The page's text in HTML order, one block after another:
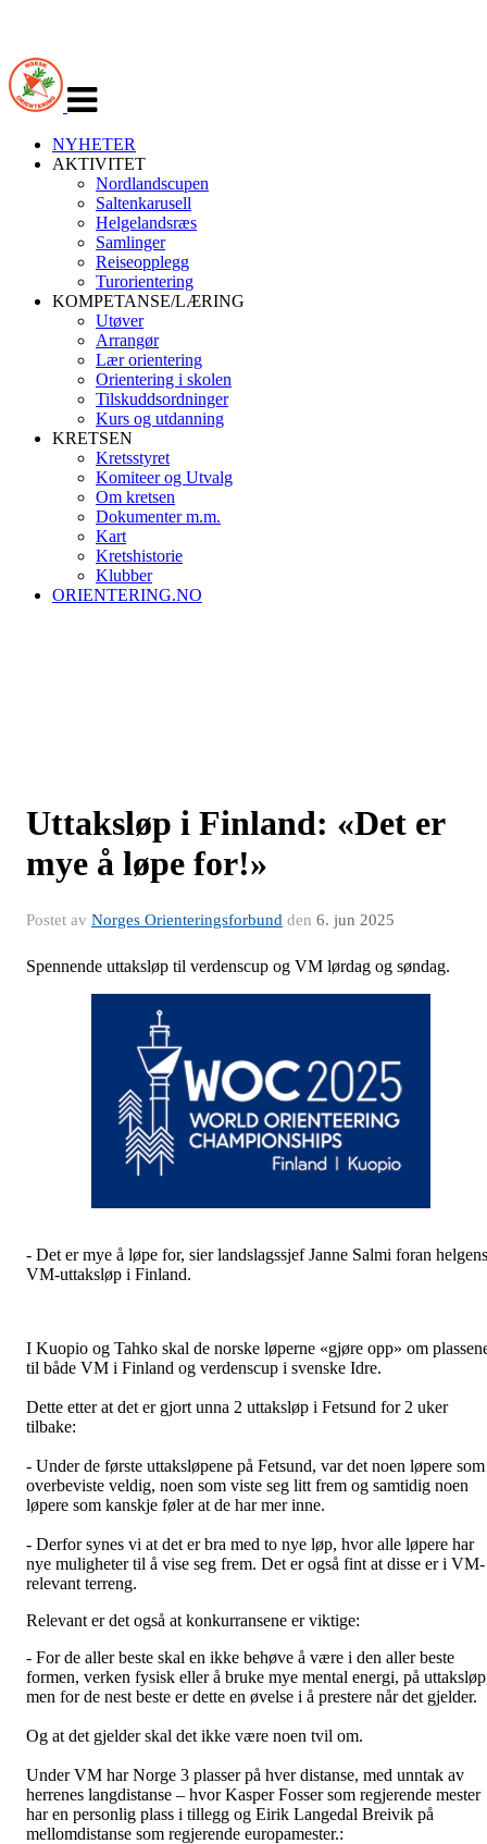
navigasjon
NYHETER
AKTIVITET
Nordlandscupen
Saltenkarusell
Helgelandsræs
Samlinger
Reiseopplegg
Turorientering
KOMPETANSE/LÆRING
Utøver
Arrangør
Lær orientering
Orientering i skolen
Tilskuddsordninger
Kurs og utdanning
KRETSEN
Kretsstyret
Komiteer og Utvalg
Om kretsen
Dokumenter m.m.
Kart
Kretshistorie
Klubber
ORIENTERING.NO
Uttaksløp i Finland: «Det er
mye å løpe for!»
Postet av Norges Orienteringsforbund den 6. jun 2025
Spennende uttaksløp til verdenscup og VM lørdag og søndag.
- Det er mye å løpe for, sier landslagssjef Janne Salmi foran helgens
VM-uttaksløp i Finland.
I Kuopio og Tahko skal de norske løperne «gjøre opp» om
til både VM i Finland og verdenscup i svenske Idre.
Dette etter at det er gjort unna 2 uttaksløp i Fetsund for 2 uker
tilbake:
- Under de første uttaksløpene på Fetsund, var det noen løpere som
overbeviste veldig, noen som viste seg litt frem og samtidig noen
løpere som kanskje føler at de har mer inne.
- Derfor synes vi at det er bra med to nye løp, hvor alle løpere har
nye muligheter til å vise seg frem. Det er også fint at disse er i VM-
relevant terreng.
Relevant er det også at konkurransene er viktige:
- For de aller beste skal en ikke behøve å være i den aller beste
formen, verken fysisk eller å bruke mye mental energi, på
men for de nest beste er dette en øvelse i å prestere når det gjelder.
Og at det gjelder skal det ikke være noen tvil om.
Under VM har Norge 3 plasser på hver distanse, med unntak av
herrenes langdistanse – hvor Kasper Fosser som regjerende mester
har en personlig plass i tillegg og Eirik Langedal Breivik på
mellomdistanse som regjerende europamester.: